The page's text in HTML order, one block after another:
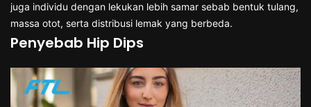
juga individu dengan lekukan lebih samar sebab bentuk tulang,
massa otot, serta distribusi lemak yang berbeda.
Penyebab Hip Dips